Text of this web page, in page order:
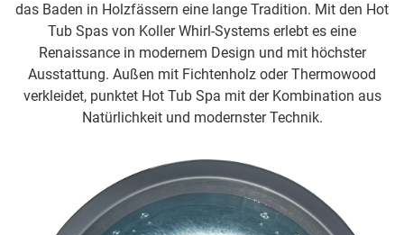
das Baden in Holzfässern eine lange Tradition. Mit den Hot
Tub Spas von Koller Whirl-Systems erlebt es eine
Renaissance in modernem Design und mit höchster
Ausstattung. Außen mit Fichtenholz oder Thermowood
verkleidet, punktet Hot Tub Spa mit der Kombination aus
Natürlichkeit und modernster Technik.